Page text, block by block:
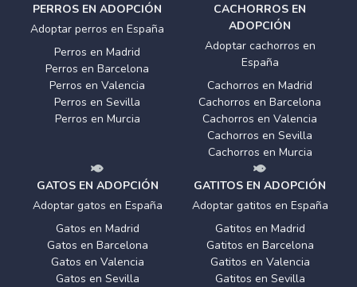
PERROS EN ADOPCIÓN
Adoptar perros en España
Perros en Madrid
Perros en Barcelona
Perros en Valencia
Perros en Sevilla
Perros en Murcia
CACHORROS EN
ADOPCIÓN
Adoptar cachorros en
España
Cachorros en Madrid
Cachorros en Barcelona
Cachorros en Valencia
Cachorros en Sevilla
Cachorros en Murcia
GATOS EN ADOPCIÓN
Adoptar gatos en España
Gatos en Madrid
Gatos en Barcelona
Gatos en Valencia
Gatos en Sevilla
GATITOS EN ADOPCIÓN
Adoptar gatitos en España
Gatitos en Madrid
Gatitos en Barcelona
Gatitos en Valencia
Gatitos en Sevilla